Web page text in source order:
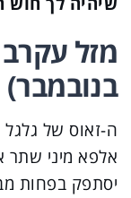
בנובמבר)
ה-זאוס של
אלפא מיני
יסתפק בפחות